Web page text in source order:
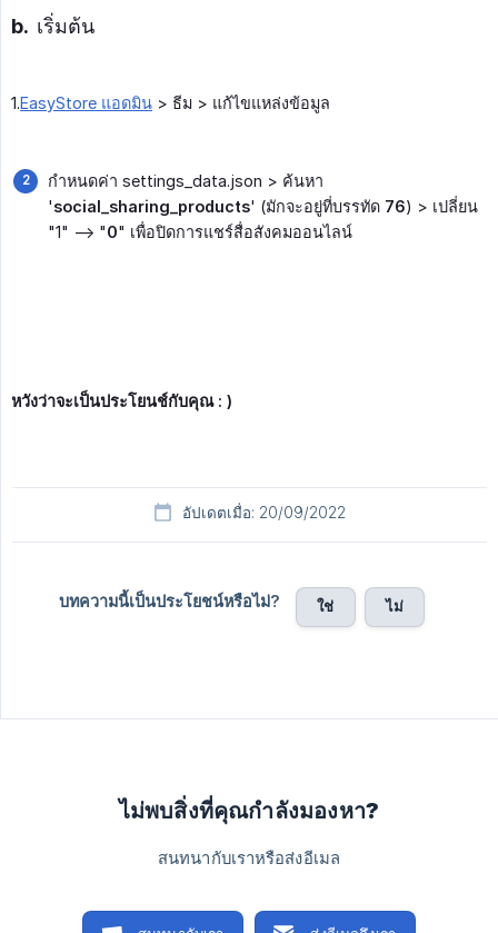
b. เริ่มต้น
1.EasyStore แอดมิน > ธีม > แก้ไขแหล่งข้อมูล
กำหนดค่า settings_data.json > ค้นหา
'social_sharing_products' (มักจะอยู่ที่บรรทัด 76) > เปลี่ยน
"1" --> "0" เพื่อปิดการแชร์สื่อสังคมออนไลน์
หวังว่าจะเป็นประโยนช์กับคุณ : )
อัปเดตเมื่อ: 20/09/2022
บทความนี้เป็นประโยชน์หรือไม่? ใช่ ไม่
ไม่พบสิ่งที่คุณกำลังมองหา?
สนทนากับเราหรือส่งอีเมล